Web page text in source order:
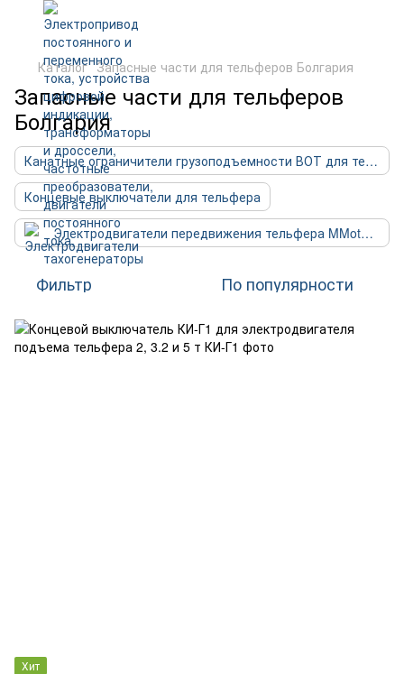
Каталог Запасные части для тельферов Болгария
Запасные части для тельферов
Болгария
Канатные ограничители грузоподъемности ВОТ для тельферов
Концевые выключатели для тельфера
Электродвигатели передвижения тельфера MMotors (Болгария)
Фильтр По популярности
Хит